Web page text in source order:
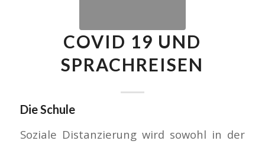
COVID 19 UND
SPRACHREISEN
Die Schule
Soziale Distanzierung wird sowohl in der